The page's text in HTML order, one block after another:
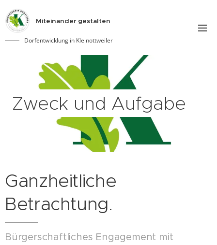
Miteinander gestalten
Dorfentwicklung in Kleinottweiler
Zweck und Aufgabe
Ganzheitliche
Betrachtung.
Bürgerschaftliches Engagement mit